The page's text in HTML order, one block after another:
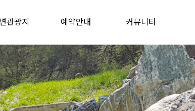
관광지
관광지
예약안내
예약안내
실시간 예약하기
커뮤니티
공지사항
이용후기
이용문의
포토앨범
동영상